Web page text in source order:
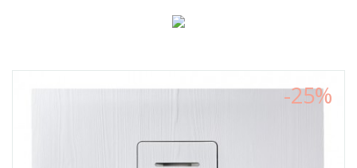
MAISON
-25%